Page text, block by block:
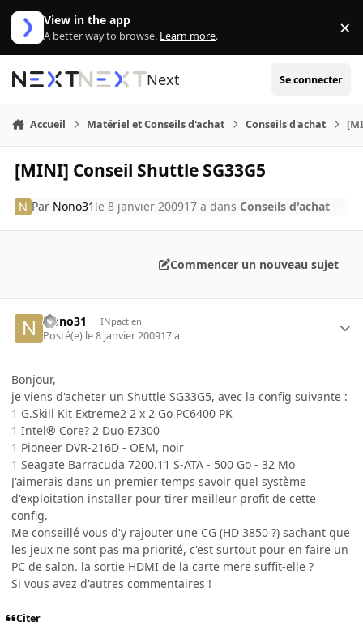
Aller au contenu
View in the app
A better way to browse. Learn more. ×
Next Se connecter
Accueil Matériel et Conseils d'achat Conseils d'achat
[MINI] Conseil Shuttle SG33G5
Par Nono31 le 8 janvier 200917 a dans Conseils d'achat
Commencer un nouveau sujet
Nono31 INpactien
Posté(e) le 8 janvier 200917 a
Bonjour,
je viens d'acheter un Shuttle SG33G5, avec la config suivante :
1 G.Skill Kit Extreme2 2 x 2 Go PC6400 PK
1 Intel® Core? 2 Duo E7300
1 Pioneer DVR-216D - OEM, noir
1 Seagate Barracuda 7200.11 S-ATA - 500 Go - 32 Mo
J'aimerais dans un premier temps savoir quel système
d'exploitation installer pour tirer meilleur profit de cette
config.
Me conseillé vous d'y rajouter une CG (HD 3850 ?) sachant que
les jeux ne sont pas ma priorité, c'est surtout pour en faire un
PC de salon. la sortie HDMI de la carte mere suffit-elle ?
Si vous avez d'autres commentaires !
Citer